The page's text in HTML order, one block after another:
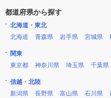
都道府県から探す
北海道・東北
北海道
青森県 岩手県 宮城県
関東
東京都
神奈川県 埼玉県 千葉県
信越・北陸
新潟県
長野県 富山県 石川県